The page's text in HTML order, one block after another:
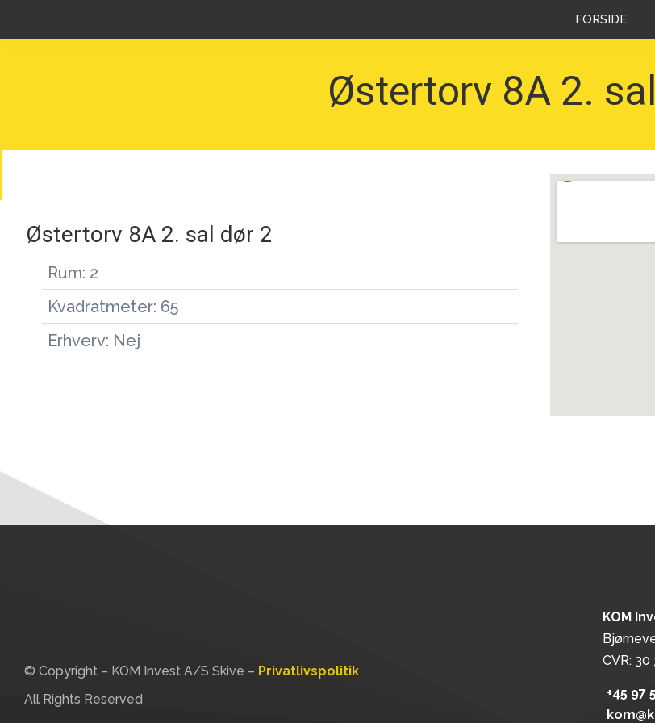
FORSIDE
Østertorv 8A 2.
Østertorv 8A 2. sal dør 2
Rum: 2
Kvadratmeter: 65
Erhverv: Nej
© Copyright – KOM Invest A/S Skive – Privatlivspolitik
All Rights Reserved
KOM
CVR: 30
+45 97